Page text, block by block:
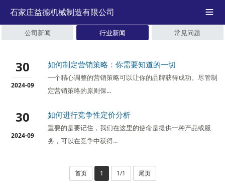
石家庄益德机械制造有限公司 
公司新闻 行业新闻 常见问题
30
2024-09
如何制定营销策略：你需要知道的一切
一个精心调整的营销策略可以让你的品牌获得成功。尽管制
定营销策略的原则保...
30
2024-09
如何进行竞争性定价分析
重要的是要记住，我们在这里的使命是提供一种产品或服
务，可以在竞争中获得...
首页 1 1/1 尾页